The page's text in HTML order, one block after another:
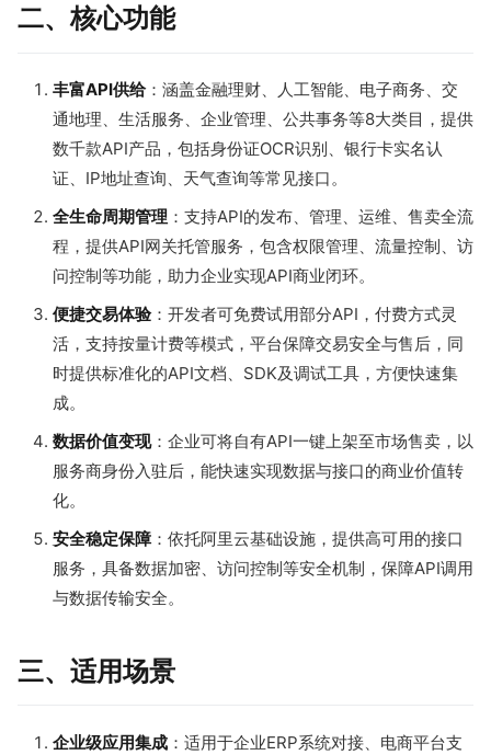
二、核心功能
丰富API供给：涵盖金融理财、人工智能、电子商务、交
通地理、生活服务、企业管理、公共事务等8大类目，提供
数千款API产品，包括身份证OCR识别、银行卡实名认
证、IP地址查询、天气查询等常见接口。
全生命周期管理 ：支持API的发布、管理、运维、售卖全流
程，提供API网关托管服务，包含权限管理、流量控制、访
问控制等功能，助力企业实现API商业闭环。
便捷交易体验：开发者可免费试用部分API，付费方式灵
活，支持按量计费等模式，平台保障交易安全与售后，同
时提供标准化的API文档、SDK及调试工具，方便快速集
成。
数据价值变现：企业可将自有API一键上架至市场售卖，以
服务商身份入驻后，能快速实现数据与接口的商业价值转
化。
安全稳定保障：依托阿里云基础设施，提供高可用的接口
服务，具备数据加密、访问控制等安全机制，保障API调用
与数据传输安全。
三、适用场景
企业级应用集成 ：适用于企业ERP系统对接、电商平台支